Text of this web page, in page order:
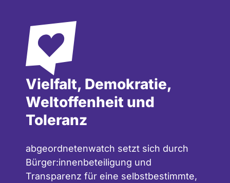
Vielfalt, Demokratie,
Weltoffenheit und
Toleranz
abgeordnetenwatch setzt sich durch
Bürger:innenbeteiligung und
Transparenz für eine selbstbestimmte,